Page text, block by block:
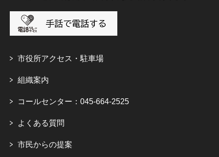
市役所アクセス・駐車場
組織案内
コールセンター：045-664-2525
よくある質問
市民からの提案